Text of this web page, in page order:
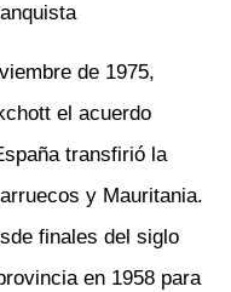
de 1975,
el acuerdo
transfirió la
y Mauritania.
finales del siglo
en 1958 para